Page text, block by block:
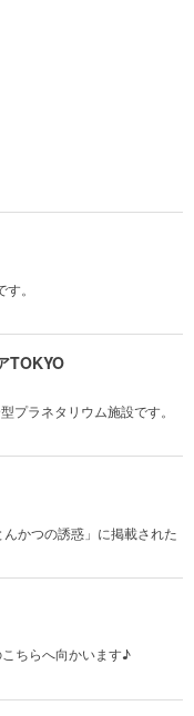
。
TOKYO
プラネタリウム施設です。
かつの誘惑」に掲載された
ちらへ向かいます♪